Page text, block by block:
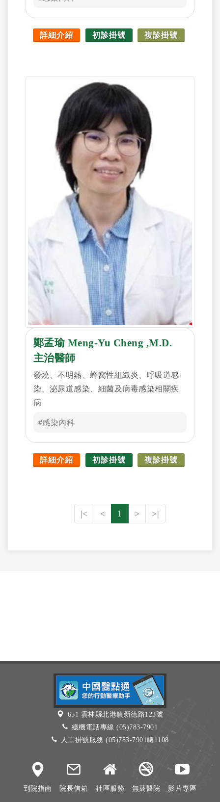
詳細介紹 初診掛號 複診掛號
鄭孟瑜 Meng-Yu Cheng ,M.D.
主治醫師
發燒、不明熱、蜂窩性組織炎、呼吸道感
染、泌尿道感染、細菌及病毒感染相關疾
病
#感染內科
詳細介紹 初診掛號 複診掛號
|< < 1 > >|
651 雲林縣北港鎮新德路123號
總機電話專線 (05)783-7901
人工掛號服務 (05)783-7901轉1108
到院指南 院長信箱 社區服務 無菸醫院 影片專區